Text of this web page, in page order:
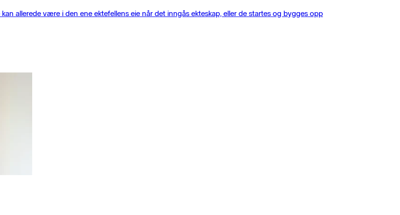
allerede være i den ene ektefellens eie når det inngås ekteskap, eller de startes og bygges opp